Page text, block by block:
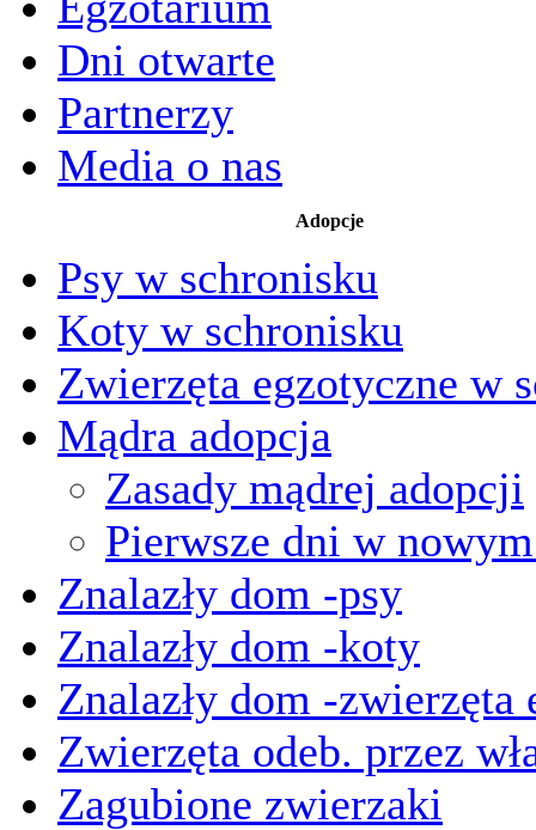
Dni otwarte
Partnerzy
Media o nas
Adopcje
Psy w schronisku
Koty w schronisku
Zwierzęta egzotyczne w
Mądra adopcja
Zasady mądrej adopcji
Pierwsze dni w
Znalazły dom -psy
Znalazły dom -koty
Znalazły dom -zwierzęta
Zwierzęta odeb. przez
Zagubione zwierzaki